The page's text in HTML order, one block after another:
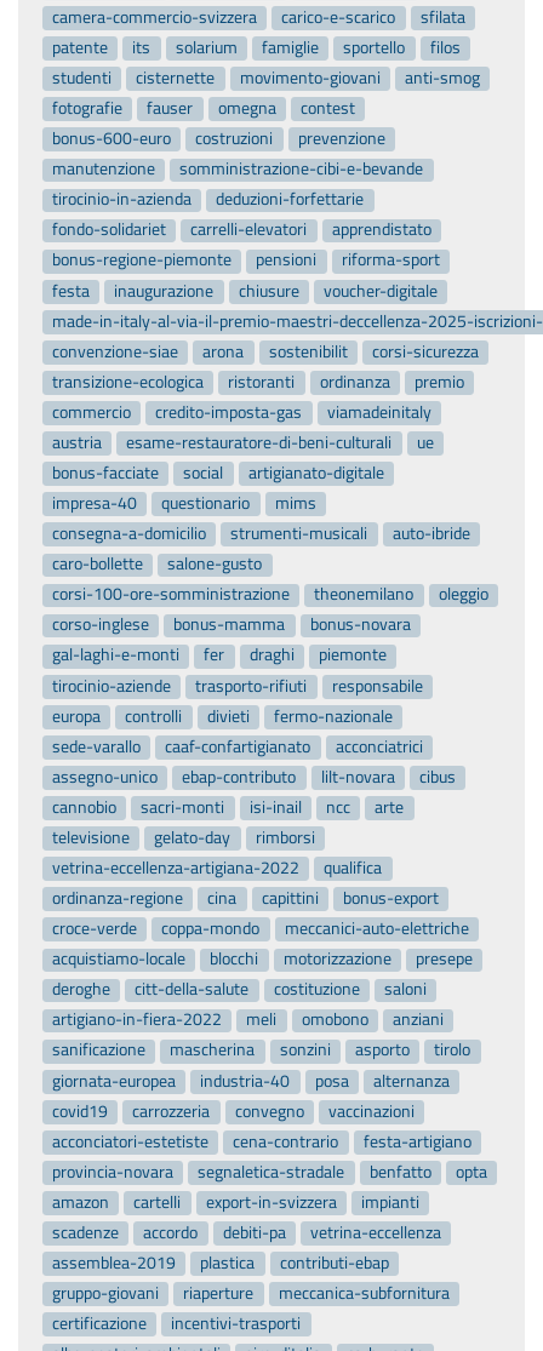
camera-commercio-svizzera
carico-e-scarico
sfilata
patente
its solarium famiglie sportello
filos
studenti
cisternette movimento-giovani
anti-smog
fotografie
fauser omegna
contest
bonus-600-euro
costruzioni
prevenzione
manutenzione
somministrazione-cibi-e-bevande
tirocinio-in-azienda
deduzioni-forfettarie
fondo-solidariet
carrelli-elevatori
apprendistato
bonus-regione-piemonte
pensioni
riforma-sport
festa
inaugurazione chiusure
voucher-digitale
made-in-italy-al-via-il-premio-maestri-deccellenza-2025-
convenzione-siae
arona sostenibilit
corsi-sicurezza
transizione-ecologica
ristoranti ordinanza
premio
commercio
credito-imposta-gas
viamadeinitaly
austria
esame-restauratore-di-beni-culturali
ue
bonus-facciate
social
artigianato-digitale
impresa-40
questionario
mims
consegna-a-domicilio
strumenti-musicali
auto-ibride
caro-bollette
salone-gusto
corsi-100-ore-somministrazione
theonemilano
oleggio
corso-inglese
bonus-mamma
bonus-novara
gal-laghi-e-monti
fer draghi
piemonte
tirocinio-aziende
trasporto-rifiuti
responsabile
europa
controlli divieti
fermo-nazionale
sede-varallo
caaf-confartigianato
acconciatrici
assegno-unico
ebap-contributo lilt-novara
cibus
cannobio
sacri-monti isi-inail ncc
arte
televisione
gelato-day
rimborsi
vetrina-eccellenza-artigiana-2022
qualifica
ordinanza-regione
cina capittini
bonus-export
croce-verde
coppa-mondo
meccanici-auto-elettriche
acquistiamo-locale
blocchi motorizzazione
presepe
deroghe
citt-della-salute costituzione
saloni
artigiano-in-fiera-2022
meli omobono
anziani
sanificazione
mascherina sonzini asporto
tirolo
giornata-europea
industria-40 posa
alternanza
covid19
carrozzeria convegno
vaccinazioni
acconciatori-estetiste
cena-contrario
festa-artigiano
provincia-novara
segnaletica-stradale benfatto
opta
amazon
cartelli export-in-svizzera
impianti
scadenze
accordo debiti-pa
vetrina-eccellenza
assemblea-2019
plastica
contributi-ebap
gruppo-giovani
riaperture
meccanica-subfornitura
certificazione
incentivi-trasporti